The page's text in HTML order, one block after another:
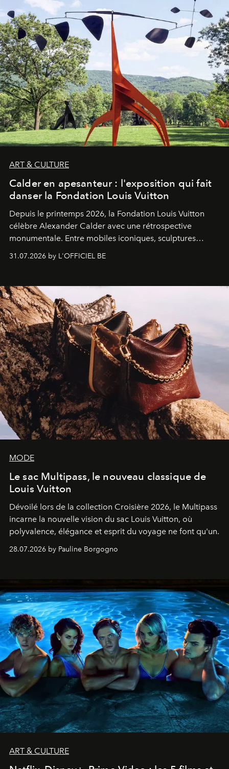
ART & CULTURE
Calder en apesanteur : l'exposition qui fait
danser la Fondation Louis Vuitton
Depuis le printemps 2026, la Fondation Louis Vuitton
célèbre Alexander Calder avec une rétrospective
monumentale. Entre mobiles iconiques, sculptures
monumentales et poésie du mouvement, l'artiste
américain investit les espaces imaginés par Frank Gehry
sculpture.
31.07.2026 by L'OFFICIEL BE
MODE
Le sac Multipass, le nouveau classique de
Louis Vuitton
Dévoilé lors de la collection Croisière 2026, le Multipass
incarne la nouvelle vision du sac Louis Vuitton, où
polyvalence, élégance et esprit du voyage ne font qu'un.
28.07.2026 by Pauline Borgogno
ART & CULTURE